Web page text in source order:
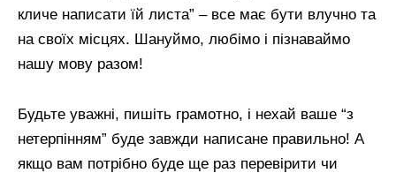
кличе написати їй листа” – все має бути влучно та
на своїх місцях. Шануймо, любімо і пізнаваймо
нашу мову разом!
Будьте уважні, пишіть грамотно, і нехай ваше “з
нетерпінням” буде завжди написане правильно! А
якщо вам потрібно буде ще раз перевірити чи